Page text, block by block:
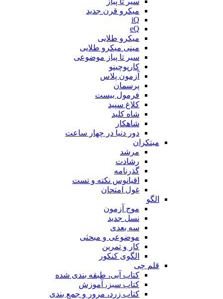
میکرو قرن جدید
iQ
eQ
میکرو طلایی
مینی میکرو طلایی
سیر تا پیاز موضوعی
کارپوچینو
آزمون پلاس
پرسمان
فرمول بیست
کلاغ سپید
شاه کلید
شاهکار
دور دنیا در چهار ساعت
مبتکران
مرشد
رشادت
گذرنامه
اقیانوس نکته و تست
غول امتحان
الگو
موج آزمون
نسل جدید
سه بعدی
موضوعی و مبحثی
کار و تمرین
الگوی کنکور
قلم چی
کتاب آبی، طبقه بندی شده
کتاب سبز، آموزش
کتاب زرد، مرور و جمع بندی